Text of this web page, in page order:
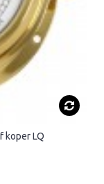
koper LQ